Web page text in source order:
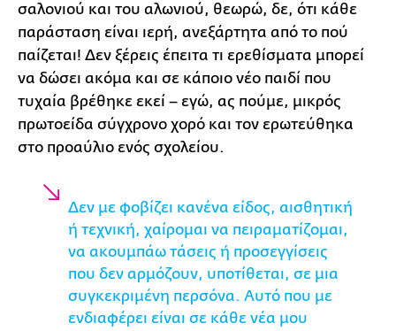
σαλονιού και του αλωνιού, θεωρώ, δε, ότι κάθε
παράσταση είναι ιερή, ανεξάρτητα από το πού
παίζεται! Δεν ξέρεις έπειτα τι ερεθίσματα μπορεί
να δώσει ακόμα και σε κάποιο νέο παιδί που
τυχαία βρέθηκε εκεί – εγώ, ας πούμε, μικρός
πρωτοείδα σύγχρονο χορό και τον ερωτεύθηκα
στο προαύλιο ενός σχολείου.
Δεν με φοβίζει κανένα είδος, αισθητική
ή τεχνική, χαίρομαι να πειραματίζομαι,
να ακουμπάω τάσεις ή προσεγγίσεις
που δεν αρμόζουν, υποτίθεται, σε μια
συγκεκριμένη περσόνα. Αυτό που με
ενδιαφέρει είναι σε κάθε νέα μου